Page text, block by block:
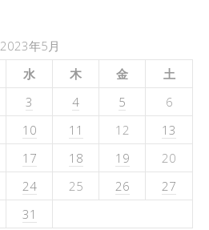
2023年5月
水 木 金
土
3 4 5
6
10 11 12
13
17 18 19
20
24 25 26
27
31